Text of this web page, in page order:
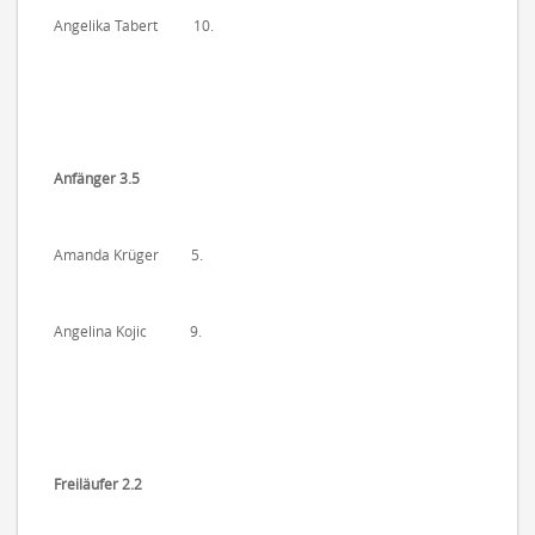
Angelika Tabert 10.
Anfänger 3.5
Amanda Krüger 5.
Angelina Kojic 9.
Freiläufer 2.2